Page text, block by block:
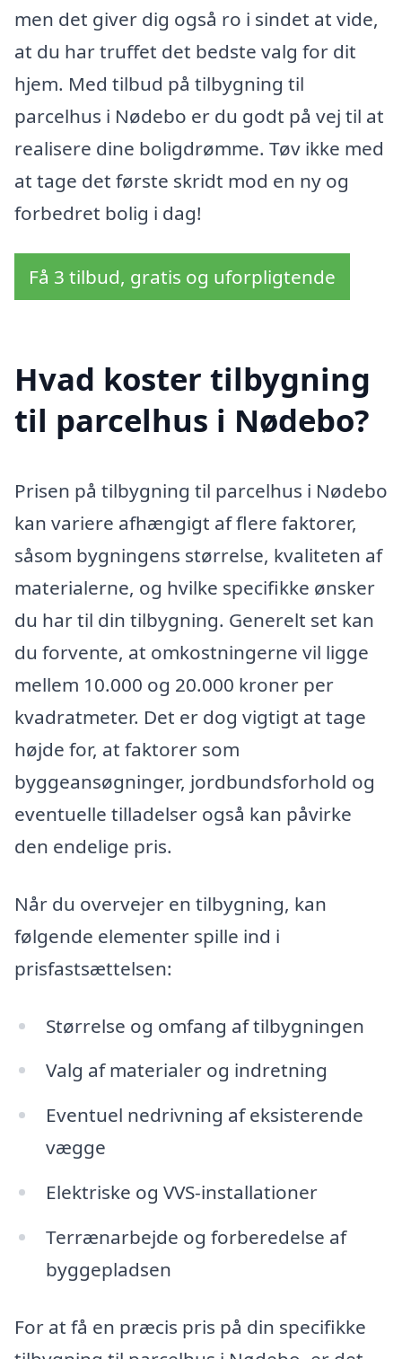
men det giver dig også ro i sindet at vide,
at du har truffet det bedste valg for dit
hjem. Med tilbud på tilbygning til
parcelhus i Nødebo er du godt på vej til at
realisere dine boligdrømme. Tøv ikke med
at tage det første skridt mod en ny og
forbedret bolig i dag!
Få 3 tilbud, gratis og uforpligtende
Hvad koster tilbygning
til parcelhus i Nødebo?
Prisen på tilbygning til parcelhus i Nødebo
kan variere afhængigt af flere faktorer,
såsom bygningens størrelse, kvaliteten af
materialerne, og hvilke specifikke ønsker
du har til din tilbygning. Generelt set kan
du forvente, at omkostningerne vil ligge
mellem 10.000 og 20.000 kroner per
kvadratmeter. Det er dog vigtigt at tage
højde for, at faktorer som
byggeansøgninger, jordbundsforhold og
eventuelle tilladelser også kan påvirke
den endelige pris.
Når du overvejer en tilbygning, kan
følgende elementer spille ind i
prisfastsættelsen:
Størrelse og omfang af tilbygningen
Valg af materialer og indretning
Eventuel nedrivning af eksisterende
vægge
Elektriske og VVS-installationer
Terrænarbejde og forberedelse af
byggepladsen
For at få en præcis pris på din specifikke